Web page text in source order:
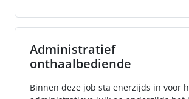
Administratief
onthaalbediende
Binnen deze job sta enerzijds in voor